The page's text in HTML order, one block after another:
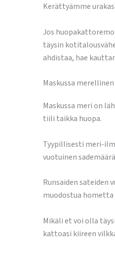
Kerättyämme
Jos
täysin
ahdistaa, hae
Maskussa
Maskussa meri on
tiili taikka huopa.
Tyypillisesti meri-
vuotuinen
Runsaiden sateiden
muodostua
Mikäli et voi olla
kattoasi kiireen